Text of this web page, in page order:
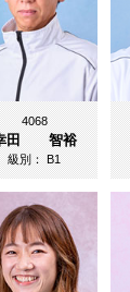
4068
田 智裕
級別：B1